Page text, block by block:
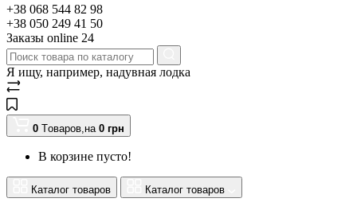
+38 068 544 82 98
+38 050 249 41 50
Заказы оnline 24
Я ищу, например, надувная лодка
0 Tоваров,на 0 грн
В корзине пусто!
Каталог товаров Каталог товаров